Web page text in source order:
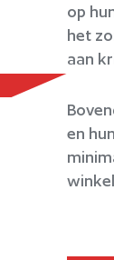
op
het
aan
en